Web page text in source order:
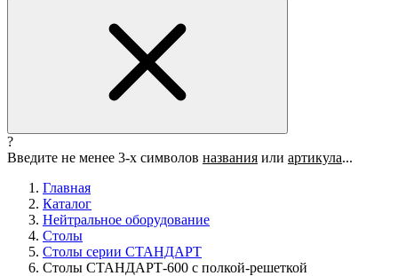
?
Введите не менее 3-х символов названия или артикула...
Главная
Каталог
Нейтральное оборудование
Столы
Столы серии СТАНДАРТ
Столы СТАНДАРТ-600 с полкой-решеткой